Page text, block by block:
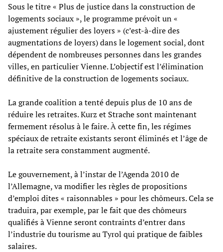
Sous le titre « Plus de justice dans la construction de
logements sociaux », le programme prévoit un «
ajustement régulier des loyers » (c’est-à-dire des
augmentations de loyers) dans le logement social, dont
dépendent de nombreuses personnes dans les grandes
villes, en particulier Vienne. L’objectif est l’élimination
définitive de la construction de logements sociaux.
La grande coalition a tenté depuis plus de 10 ans de
réduire les retraites. Kurz et Strache sont maintenant
fermement résolus à le faire. À cette fin, les régimes
spéciaux de retraite existants seront éliminés et l’âge de
la retraite sera constamment augmenté.
Le gouvernement, à l’instar de l’Agenda 2010 de
l’Allemagne, va modifier les règles de propositions
d’emploi dites « raisonnables » pour les chômeurs. Cela se
traduira, par exemple, par le fait que des chômeurs
qualifiés à Vienne seront contraints d’entrer dans
l’industrie du tourisme au Tyrol qui pratique de faibles
salaires.